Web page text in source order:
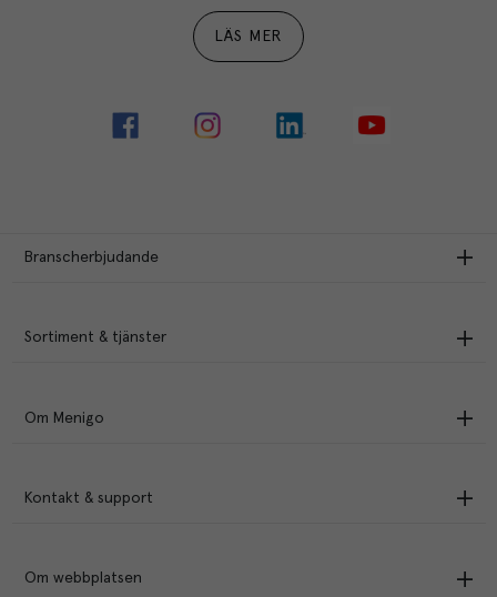
LÄS MER
Branscherbjudande
Sortiment & tjänster
Om Menigo
Kontakt & support
Om webbplatsen